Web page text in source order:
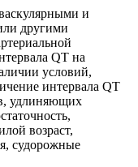
и
другими
QT на
условий,
интервала QT
удлиняющих
возраст,
судорожные